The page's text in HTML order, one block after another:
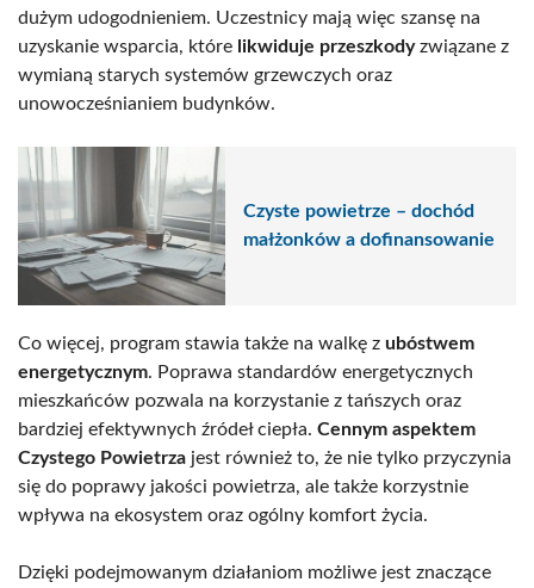
dużym udogodnieniem. Uczestnicy mają więc szansę na
uzyskanie wsparcia, które likwiduje przeszkodyzwiązane z
wymianą starych systemów grzewczych oraz
unowocześnianiem budynków.
Czyste powietrze – dochód
małżonków a dofinansowanie
Co więcej, program stawia także na walkę z ubóstwem
energetycznym. Poprawa standardów energetycznych
mieszkańców pozwala na korzystanie z tańszych oraz
bardziej efektywnych źródeł ciepła. Cennym aspektem
Czystego Powietrza jest również to, że nie tylko przyczynia
się do poprawy jakości powietrza, ale także korzystnie
wpływa na ekosystem oraz ogólny komfort życia.
Dzięki podejmowanym działaniom możliwe jest znaczące